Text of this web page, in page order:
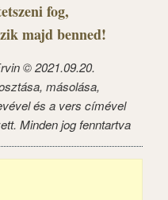
fog,
majd benned!
© 2021.09.20.
másolása,
és a vers címével
Minden jog fenntartva